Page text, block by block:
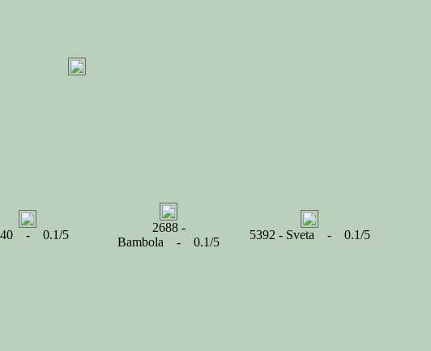
- 0.1/5
2688 -
Bambola - 0.1/5
5392 - Sveta - 0.1/5